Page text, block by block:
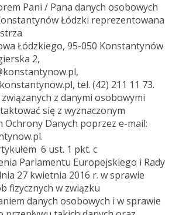
Pani / Pana danych osobowych
Łódzki reprezentowana
Łódzkiego, 95-050 Konstantynów
2,
tel. (42) 211 11 73.
z danymi osobowymi
się z wyznaczonym
Ochrony Danych poprzez e-mail:
6 ust. 1 pkt. c
Parlamentu Europejskiego i Rady
27 kwietnia 2016 r. w sprawie
fizycznych w związku
danych osobowych i w sprawie